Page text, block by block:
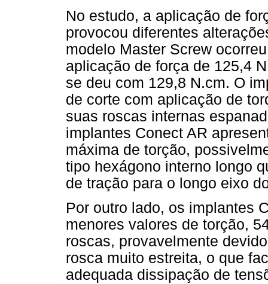
No estudo, a aplicação de
provocou diferentes
modelo Master Screw
aplicação de força de 125,4
se deu com 129,8 N.cm. O
de corte com aplicação de
suas roscas internas
implantes Conect AR
máxima de torção,
tipo hexágono interno longo
de tração para o longo eixo
Por outro lado, os implantes
menores valores de torção,
roscas, provavelmente
rosca muito estreita, o que
adequada dissipação de